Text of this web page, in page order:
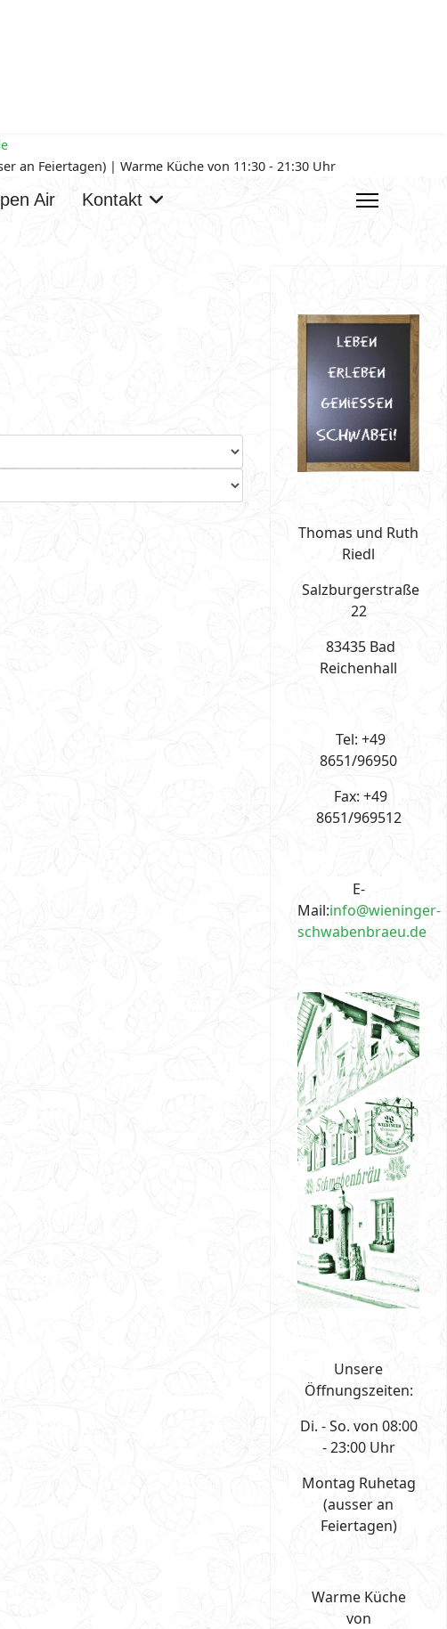
Air Kontakt
an Feiertagen) | Warme Küche von 11:30 - 21:30 Uhr
Thomas und Ruth
Riedl
Salzburgerstraße
22
83435 Bad
Reichenhall
Tel: +49
8651/96950
Fax: +49
8651/969512
E-
Mail:info@wieninger-
schwabenbraeu.de
Unsere
Öffnungszeiten:
Di. - So. von 08:00
- 23:00 Uhr
Montag Ruhetag
(ausser an
Feiertagen)
Warme Küche
von